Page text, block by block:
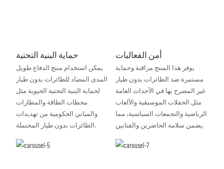
حماية البنية التحتية
يمكن استخدام منتج الدفاع طويل
المدى المضاد للطائرات بدون طيار
لحماية البنية التحتية الحيوية مثل
محطات الطاقة والمطارات
والمباني الحكومية من تهديدات
الطائرات بدون طيار المحتملة.
أمن الفعاليات
يوفر هذا المنتج مراقبة وحماية
مستمرة ضد الطائرات بدون طيار
غير المصرح بها في الأحداث العامة
مثل الحفلات الموسيقية والألعاب
الرياضية والتجمعات السياسية، مما
يضمن سلامة الحاضرين والفنانين.